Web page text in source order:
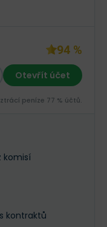
94 %
Otevřít účet
peníze 77 % účtů.
komisí
kontraktů